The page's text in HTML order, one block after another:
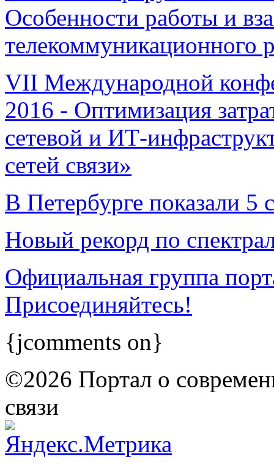
Особенности работы и
телекоммуникационного
VII Международной
2016 - Оптимизация
сетевой и ИТ-
сетей связи»
В Петербурге показали 5
Новый рекорд по
Официальная группа
Присоединяйтесь!
{jcomments on}
©2026 Портал о
связи